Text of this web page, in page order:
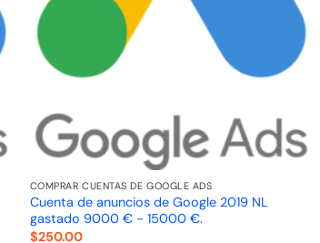
COMPRAR CUENTAS DE GOOGLE ADS
Cuenta de anuncios de Google 2019 NL
gastado 9000 € - 15000 €.
$250.00